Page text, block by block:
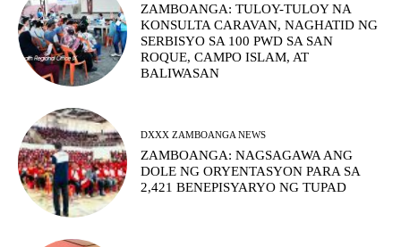
ZAMBOANGA: TULOY-TULOY NA
KONSULTA CARAVAN, NAGHATID NG
SERBISYO SA 100 PWD SA SAN
ROQUE, CAMPO ISLAM, AT
BALIWASAN
DXXX ZAMBOANGA NEWS
ZAMBOANGA: NAGSAGAWA ANG
DOLE NG ORYENTASYON PARA SA
2,421 BENEPISYARYO NG TUPAD